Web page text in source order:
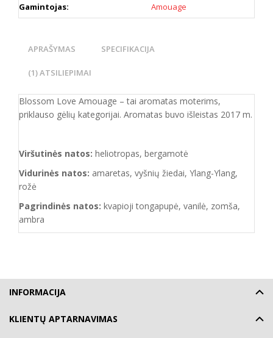
Gamintojas: Amouage
APRAŠYMAS SPECIFIKACIJA
(1) ATSILIEPIMAI
Blossom Love Amouage – tai aromatas moterims,
priklauso gėlių kategorijai. Aromatas buvo išleistas 2017 m.
Viršutinės natos: heliotropas, bergamotė
Vidurinės natos: amaretas, vyšnių žiedai, Ylang-Ylang,
rožė
Pagrindinės natos: kvapioji tongapupė, vanilė, zomša,
ambra
INFORMACIJA
KLIENTŲ APTARNAVIMAS